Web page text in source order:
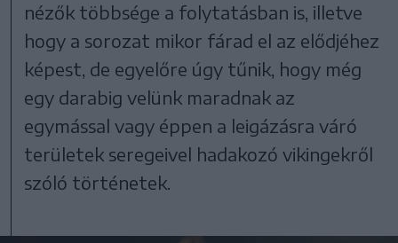
nézők többsége a folytatásban is, illetve
hogy a sorozat mikor fárad el az elődjéhez
képest, de egyelőre úgy tűnik, hogy még
egy darabig velünk maradnak az
egymással vagy éppen a leigázásra váró
területek seregeivel hadakozó vikingekről
szóló történetek.